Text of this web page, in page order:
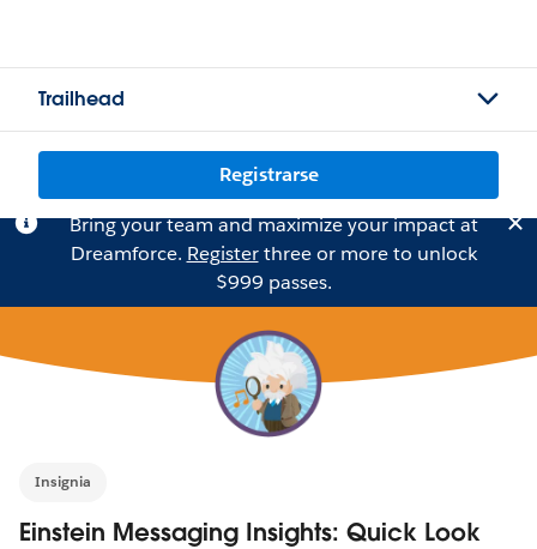
Trailhead
Registrarse
Bring your team and maximize your impact at
Dreamforce. Registerthree or more to unlock
$999 passes.
Insignia
Einstein Messaging Insights: Quick Look